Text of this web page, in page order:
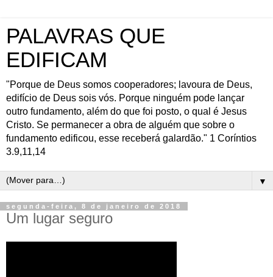
PALAVRAS QUE
EDIFICAM
"Porque de Deus somos cooperadores; lavoura de Deus,
edifício de Deus sois vós. Porque ninguém pode lançar
outro fundamento, além do que foi posto, o qual é Jesus
Cristo. Se permanecer a obra de alguém que sobre o
fundamento edificou, esse receberá galardão." 1 Coríntios
3.9,11,14
▼
segunda-feira, 8 de janeiro de 2018
Um lugar seguro